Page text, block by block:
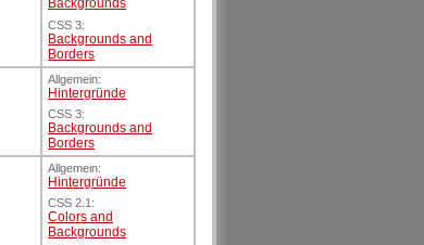
Backgrounds
CSS 3:
Backgrounds and
Borders
Allgemein:
Hintergründe
CSS 3:
Backgrounds and
Borders
Allgemein:
Hintergründe
CSS 2.1:
Colors and
Backgrounds